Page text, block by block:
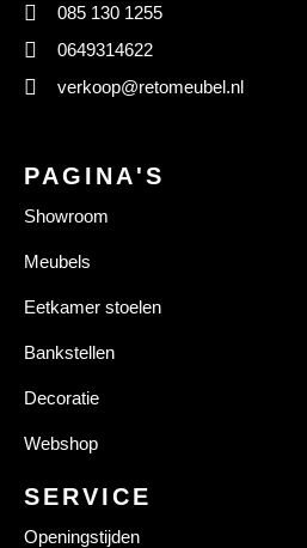
085 130 1255
0649314622
verkoop@retomeubel.nl
PAGINA'S
Showroom
Meubels
Eetkamer stoelen
Bankstellen
Decoratie
Webshop
SERVICE
Openingstijden